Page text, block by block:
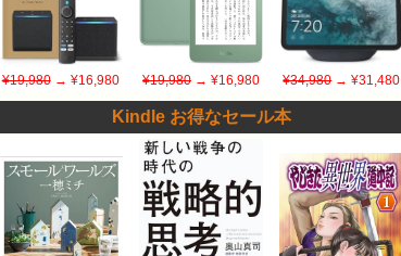
¥19,980→ ¥16,980 ¥19,980→ ¥16,980 ¥34,980→ ¥31,480
Kindle お得なセール本